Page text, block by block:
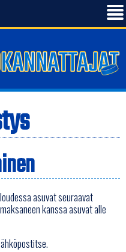
asuvat seuraavat
kanssa asuvat alle